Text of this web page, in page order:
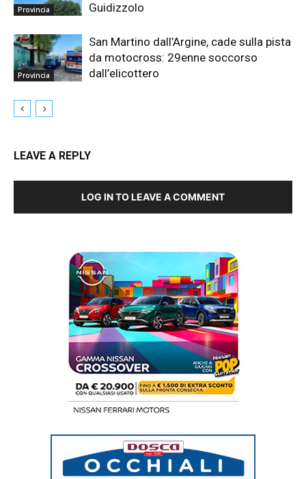
Provincia
Guidizzolo
Provincia
San Martino dall’Argine, cade sulla pista
da motocross: 29enne soccorso
dall’elicottero
LEAVE A REPLY
LOG IN TO LEAVE A COMMENT